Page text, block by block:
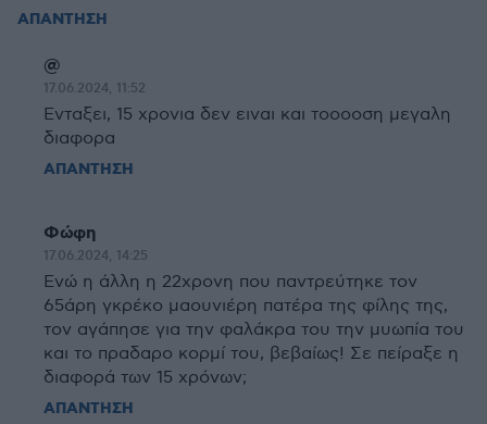
ΑΠΑΝΤΗΣΗ
@
17.06.2024, 11:52
Ενταξει, 15 χρονια δεν ειναι και τοοοοση μεγαλη
διαφορα
ΑΠΑΝΤΗΣΗ
Φώφη
17.06.2024, 14:25
Ενώ η άλλη η 22χρονη που παντρεύτηκε τον
65άρη γκρέκο μαουνιέρη πατέρα της φίλης της,
τον αγάπησε για την φαλάκρα του την μυωπία του
και το πραδαρο κορμί του, βεβαίως! Σε πείραξε η
διαφορά των 15 χρόνων;
ΑΠΑΝΤΗΣΗ